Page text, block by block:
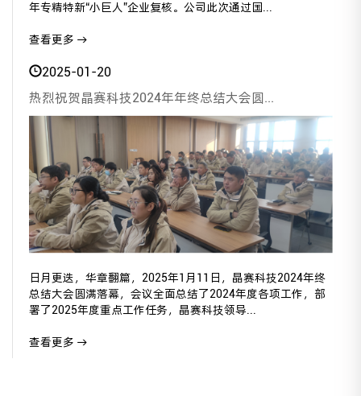
年专精特新“小巨人”企业复核。公司此次通过国...
查看更多 →
2025-01-20
热烈祝贺晶赛科技2024年年终总结大会圆...
日月更迭，华章翻篇，2025年1月11日，晶赛科技2024年终
总结大会圆满落幕，会议全面总结了2024年度各项工作，部
署了2025年度重点工作任务，晶赛科技领导...
查看更多 →